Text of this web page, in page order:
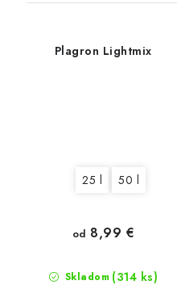
Plagron Lightmix
25 l 50 l
Skladom (314 ks)
od 8,99 €